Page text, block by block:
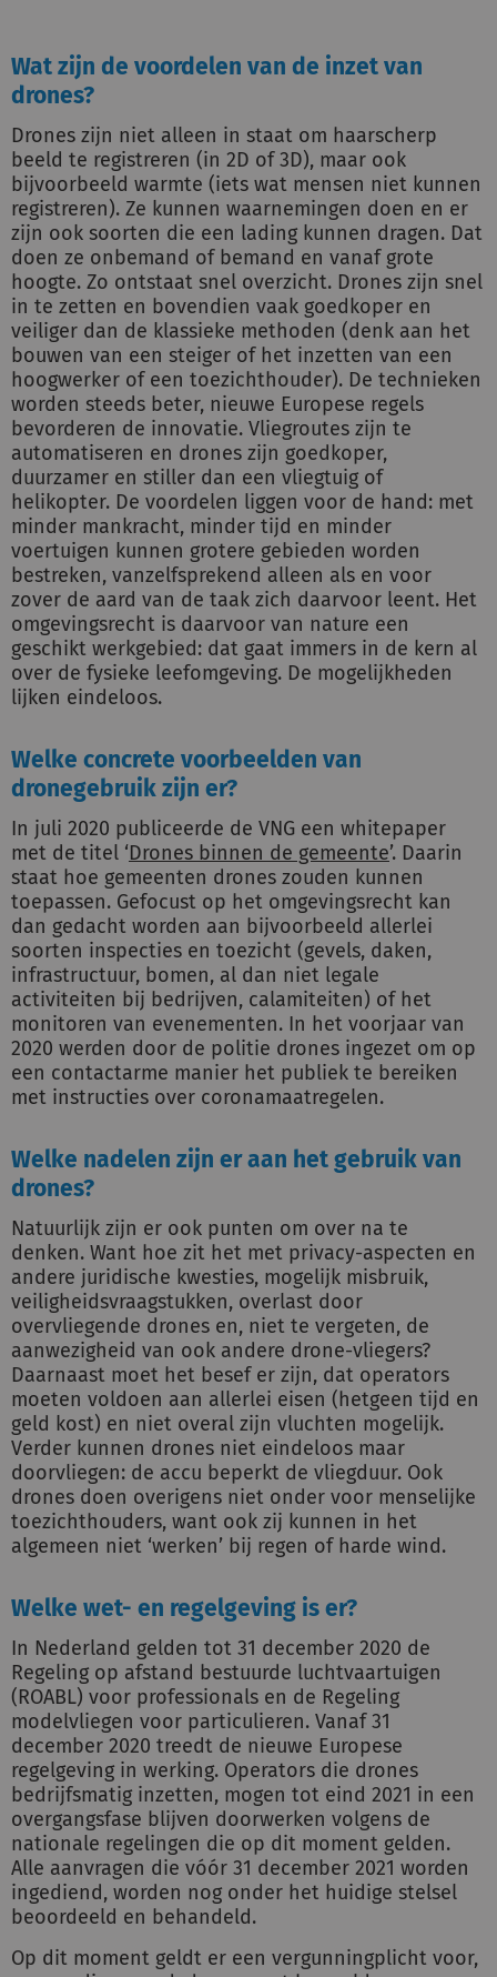
Wat zijn de voordelen van de inzet van
drones?
Drones zijn niet alleen in staat om haarscherp
beeld te registreren (in 2D of 3D), maar ook
bijvoorbeeld warmte (iets wat mensen niet kunnen
registreren). Ze kunnen waarnemingen doen en er
zijn ook soorten die een lading kunnen dragen. Dat
doen ze onbemand of bemand en vanaf grote
hoogte. Zo ontstaat snel overzicht. Drones zijn snel
in te zetten en bovendien vaak goedkoper en
veiliger dan de klassieke methoden (denk aan het
bouwen van een steiger of het inzetten van een
hoogwerker of een toezichthouder). De technieken
worden steeds beter, nieuwe Europese regels
bevorderen de innovatie. Vliegroutes zijn te
automatiseren en drones zijn goedkoper,
duurzamer en stiller dan een vliegtuig of
helikopter. De voordelen liggen voor de hand: met
minder mankracht, minder tijd en minder
voertuigen kunnen grotere gebieden worden
bestreken, vanzelfsprekend alleen als en voor
zover de aard van de taak zich daarvoor leent. Het
omgevingsrecht is daarvoor van nature een
geschikt werkgebied: dat gaat immers in de kern al
over de fysieke leefomgeving. De mogelijkheden
lijken eindeloos.
Welke concrete voorbeelden van
dronegebruik zijn er?
In juli 2020 publiceerde de VNG een whitepaper
met de titel ‘Drones binnen de gemeente’. Daarin
staat hoe gemeenten drones zouden kunnen
toepassen. Gefocust op het omgevingsrecht kan
dan gedacht worden aan bijvoorbeeld allerlei
soorten inspecties en toezicht (gevels, daken,
infrastructuur, bomen, al dan niet legale
activiteiten bij bedrijven, calamiteiten) of het
monitoren van evenementen. In het voorjaar van
2020 werden door de politie drones ingezet om op
een contactarme manier het publiek te bereiken
met instructies over coronamaatregelen.
Welke nadelen zijn er aan het gebruik van
drones?
Natuurlijk zijn er ook punten om over na te
denken. Want hoe zit het met privacy-aspecten en
andere juridische kwesties, mogelijk misbruik,
veiligheidsvraagstukken, overlast door
overvliegende drones en, niet te vergeten, de
aanwezigheid van ook andere drone-vliegers?
Daarnaast moet het besef er zijn, dat operators
moeten voldoen aan allerlei eisen (hetgeen tijd en
geld kost) en niet overal zijn vluchten mogelijk.
Verder kunnen drones niet eindeloos maar
doorvliegen: de accu beperkt de vliegduur. Ook
drones doen overigens niet onder voor menselijke
toezichthouders, want ook zij kunnen in het
algemeen niet ‘werken’ bij regen of harde wind.
Welke wet- en regelgeving is er?
In Nederland gelden tot 31 december 2020 de
Regeling op afstand bestuurde luchtvaartuigen
(ROABL) voor professionals en de Regeling
modelvliegen voor particulieren. Vanaf 31
december 2020 treedt de nieuwe Europese
regelgeving in werking. Operators die drones
bedrijfsmatig inzetten, mogen tot eind 2021 in een
overgangsfase blijven doorwerken volgens de
nationale regelingen die op dit moment gelden.
Alle aanvragen die vóór 31 december 2021 worden
ingediend, worden nog onder het huidige stelsel
beoordeeld en behandeld.
Op dit moment geldt er een vergunningplicht voor,